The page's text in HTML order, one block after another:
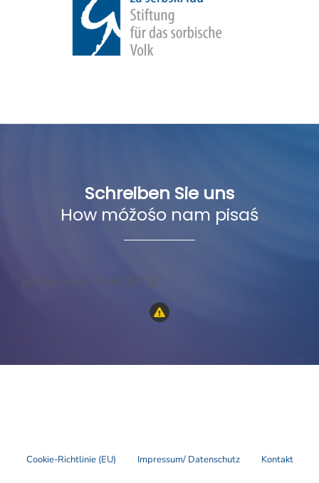
Schreiben Sie uns
How móžośo nam pisaś
[contact-form-7 id=”13″ /]
Cookie-Richtlinie (EU) Impressum/ Datenschutz Kontakt